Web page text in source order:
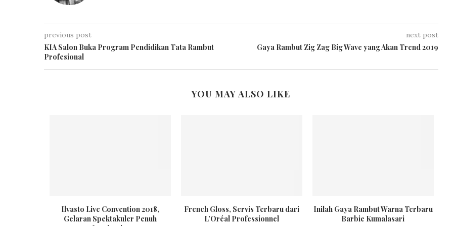
previous post
KIA Salon Buka Program Pendidikan Tata Rambut
Profesional
next post
Gaya Rambut Zig Zag Big Wave yang Akan Trend 2019
YOU MAY ALSO LIKE
Ilvasto Live Convention 2018,
Gelaran Spektakuler Penuh
French Gloss, Servis Terbaru dari
L’Oréal Professionnel
Inilah Gaya Rambut Warna Terbaru
Barbie Kumalasari